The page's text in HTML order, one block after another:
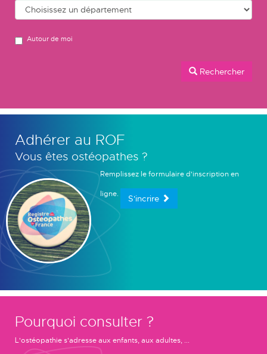
Autour de moi
Rechercher
Adhérer au ROF
Vous êtes ostéopathes ?
Remplissez le formulaire d'inscription en
ligne. S'incrire
Pourquoi consulter ?
L'ostéopathie s'adresse aux enfants, aux adultes, ...